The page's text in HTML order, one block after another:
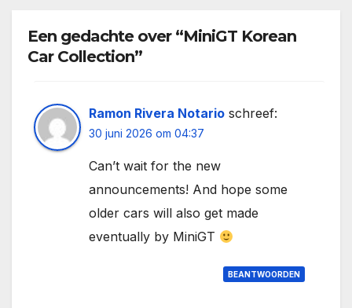
Een gedachte over “MiniGT Korean
Car Collection”
Ramon Rivera Notario schreef:
30 juni 2026 om 04:37
Can’t wait for the new
announcements! And hope some
older cars will also get made
eventually by MiniGT
BEANTWOORDEN